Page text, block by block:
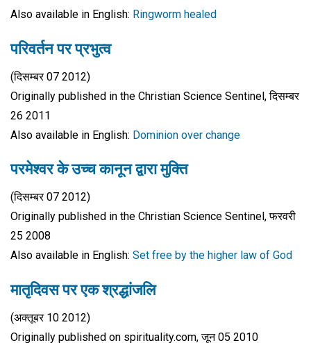
Also available in English: Ringworm healed
परिवर्तन पर प्रभुत्व
(दिसम्बर 07 2012)
Originally published in the Christian Science Sentinel, दिसम्बर
26 2011
Also available in English: Dominion over change
परमेश्वर के उच्च कानून द्वारा मुक्ति
(दिसम्बर 07 2012)
Originally published in the Christian Science Sentinel, फरवरी
25 2008
Also available in English: Set free by the higher law of God
मातृदिवस पर एक श्रद्धांजलि
(अक्तूबर 10 2012)
Originally published on spirituality.com, जून 05 2010